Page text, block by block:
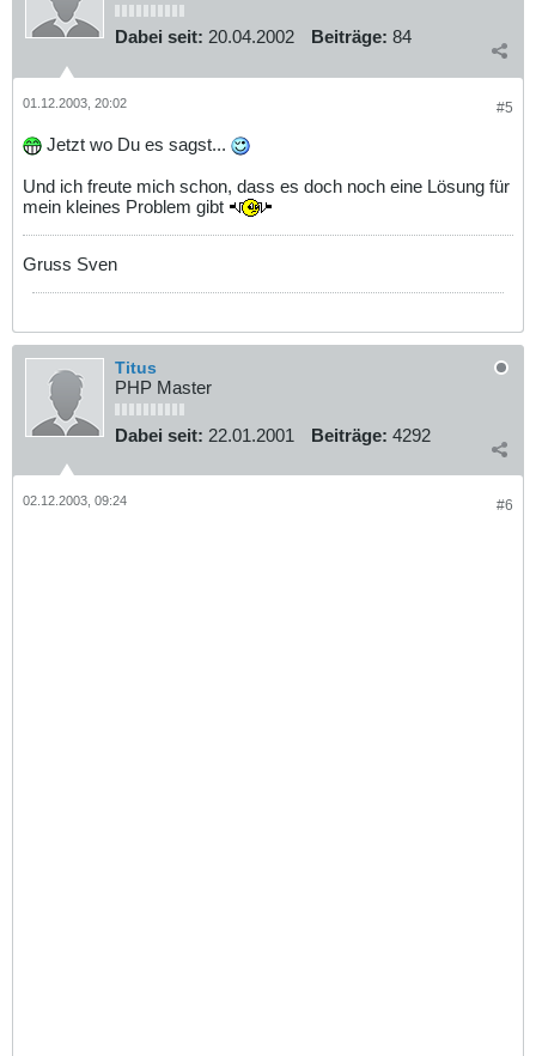
Dabei seit: 20.04.2002 Beiträge: 84
#5
01.12.2003, 20:02
Jetzt wo Du es sagst...
Und ich freute mich schon, dass es doch noch eine Lösung für
mein kleines Problem gibt
Gruss Sven
Titus
PHP Master
Dabei seit: 22.01.2001 Beiträge: 4292
#6
02.12.2003, 09:24